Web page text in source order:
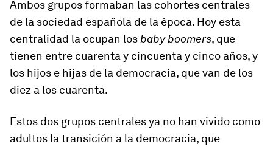
Ambos grupos formaban las cohortes centrales
de la sociedad española de la época. Hoy esta
centralidad la ocupan los baby boomers, que
tienen entre cuarenta y cincuenta y cinco años, y
los hijos e hijas de la democracia, que van de los
diez a los cuarenta.
Estos dos grupos centrales ya no han vivido como
adultos la transición a la democracia, que